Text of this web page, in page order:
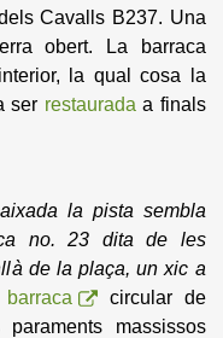
Cavalls B237. Una
obert. La barraca
la qual cosa la
ser restaurada a finals
la pista sembla
no. 23 dita de les
de la plaça, un xic a
barraca
circular de
massissos